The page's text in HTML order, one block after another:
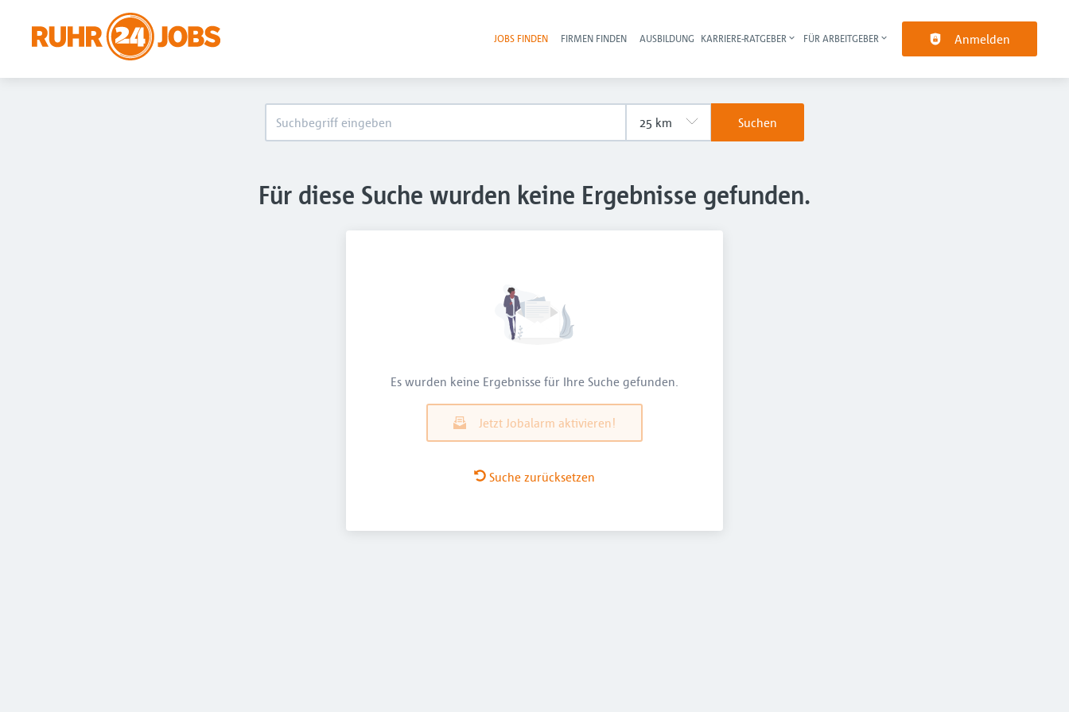
Haupt-Navigation
JOBS FINDEN FIRMEN FINDEN AUSBILDUNG KARRIERE-RATGEBER FÜR ARBEITGEBER Anmelden
Suchen
Für diese Suche wurden keine Ergebnisse gefunden.
Es wurden keine Ergebnisse für Ihre Suche gefunden.
Jetzt Jobalarm aktivieren!
Suche zurücksetzen